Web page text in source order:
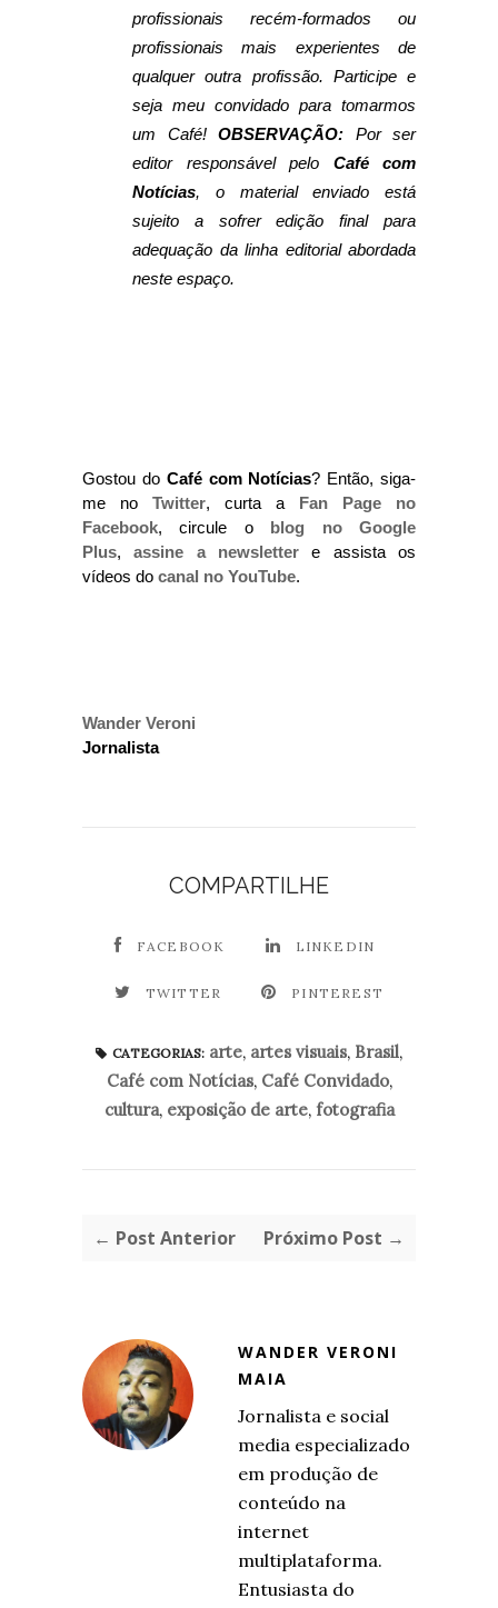
profissionais recém-formados ou
profissionais mais experientes de
qualquer outra profissão. Participe e
seja meu convidado para tomarmos
um Café! OBSERVAÇÃO: Por ser
editor responsável pelo Café com
Notícias, o material enviado está
sujeito a sofrer edição final para
adequação da linha editorial abordada
neste espaço.
Gostou do Café com Notícias? Então, siga-
me no Twitter, curta a Fan Page no
Facebook, circule o blog no Google
Plus,assine a newsletter e assista os
vídeos do canal no YouTube.
Wander Veroni
Jornalista
COMPARTILHE
FACEBOOK LINKEDIN
TWITTER PINTEREST
CATEGORIAS: arte, artes visuais, Brasil,
Café com Notícias, Café Convidado,
cultura, exposição de arte, fotografia
← Post Anterior Próximo Post →
WANDER VERONI
MAIA
Jornalista e social
media especializado
em produção de
conteúdo na
internet
multiplataforma.
Entusiasta do